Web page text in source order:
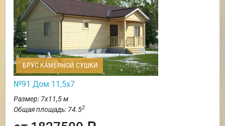
БРУС КАМЕРНОЙ СУШКИ
№91 Дом 11,5х7
Размер: 7х11,5 м
Общая площадь: 74.52